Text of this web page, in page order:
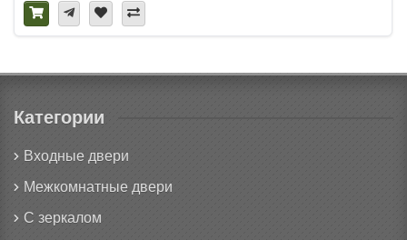
Категории
Входные двери
Межкомнатные двери
С зеркалом